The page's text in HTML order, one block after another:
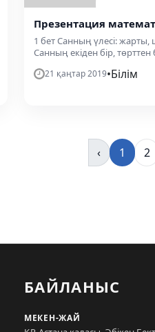
Презентация
1 бет Санның үлесі:
Санның екіден бір, төрттен
21 қаңтар 2019•Білім
‹ 1 2
БАЙЛАНЫС
МЕКЕН-ЖАЙ